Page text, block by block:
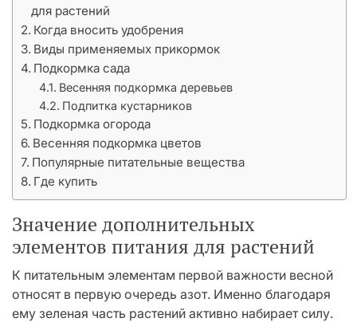
для растений
Когда вносить удобрения
Виды применяемых прикормок
Подкормка сада
Весенняя подкормка деревьев
Подпитка кустарников
Подкормка огорода
Весенняя подкормка цветов
Популярные питательные вещества
Где купить
Значение дополнительных
элементов питания для растений
К питательным элементам первой важности весной
относят в первую очередь азот. Именно благодаря
ему зеленая часть растений активно набирает силу.